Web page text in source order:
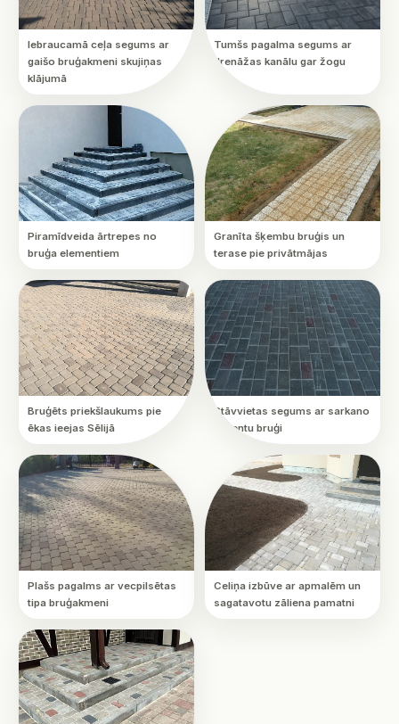
Iebraucamā ceļa segums ar
gaišo bruģakmeni skujiņas
klājumā
Tumšs pagalma segums ar
drenāžas kanālu gar žogu
Piramīdveida ārtrepes no
bruģa elementiem
Granīta šķembu bruģis un
terase pie privātmājas
Bruģēts priekšlaukums pie
ēkas ieejas Sēlijā
Stāvvietas segums ar sarkano
akcentu bruģi
Plašs pagalms ar vecpilsētas
tipa bruģakmeni
Celiņa izbūve ar apmalēm un
sagatavotu zāliena pamatni